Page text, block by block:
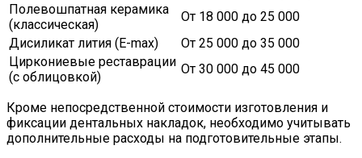
Полевошпатная керамика
(классическая)
От 18 000 до 25 000
Дисиликат лития (E-max)
От 25 000 до 35 000
Циркониевые реставрации
(с облицовкой)
От 30 000 до 45 000
Кроме непосредственной стоимости изготовления и
фиксации дентальных накладок, необходимо учитывать
дополнительные расходы на подготовительные этапы.